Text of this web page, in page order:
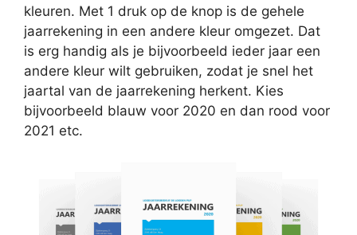
kleuren. Met 1 druk op de knop is de gehele
jaarrekening in een andere kleur omgezet. Dat
is erg handig als je bijvoorbeeld ieder jaar een
andere kleur wilt gebruiken, zodat je snel het
jaartal van de jaarrekening herkent. Kies
bijvoorbeeld blauw voor 2020 en dan rood voor
2021 etc.